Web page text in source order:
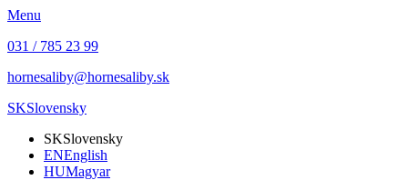
Menu
031 / 785 23 99
hornesaliby@hornesaliby.sk
SKSlovensky
SKSlovensky
ENEnglish
HUMagyar